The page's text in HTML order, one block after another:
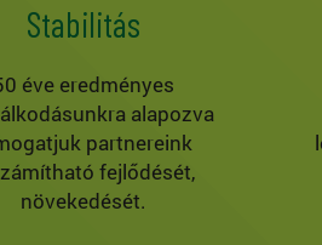
Stabilitás
éve eredményes
alapozva
partnereink
fejlődését,
növekedését.